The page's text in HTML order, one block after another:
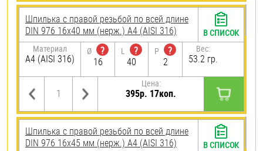
Шпилька с правой резьбой по всей длине
DIN 976 16х40 мм (нерж.) A4 (AISI 316)
Материал
A4 (AISI 316)
Ø
?
16
L
?
40
P
?
2
Вес:
53.2 гр.
Цена:
395р. 17коп.
В СПИСОК
Шпилька с правой резьбой по всей длине
DIN 976 16х45 мм (нерж.) A4 (AISI 316)
В СПИСОК